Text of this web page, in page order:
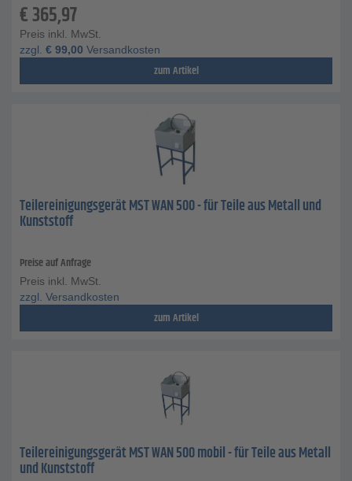
€365,97
Preis inkl. MwSt.
zzgl. € 99,00 Versandkosten
zum Artikel
Teilereinigungsgerät MST WAN 500 - für Teile aus Metall und
Kunststoff
Preise auf Anfrage
Preis inkl. MwSt.
zzgl. Versandkosten
zum Artikel
Teilereinigungsgerät MST WAN 500 mobil - für Teile aus Metall
und Kunststoff